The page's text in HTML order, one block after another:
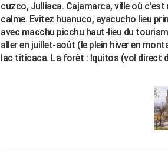
cuzco, Julliaca. Cajamarca, ville où
calme. Evitez huanuco, ayacucho lieu
avec macchu picchu haut-lieu du
aller en juillet-août (le plein hiver en
lac titicaca. La forêt : Iquitos (vol direct